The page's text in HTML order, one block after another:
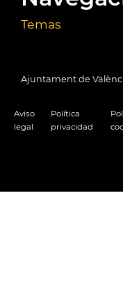
Temas
Ajuntament de
Aviso
legal
Política
privacidad